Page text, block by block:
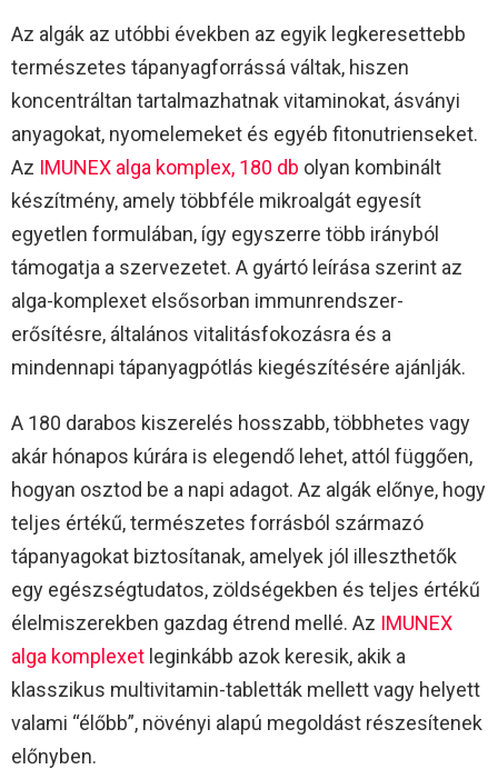
Az algák az utóbbi években az egyik legkeresettebb
természetes tápanyagforrássá váltak, hiszen
koncentráltan tartalmazhatnak vitaminokat, ásványi
anyagokat, nyomelemeket és egyéb fitonutrienseket.
Az IMUNEX alga komplex, 180 db olyan kombinált
készítmény, amely többféle mikroalgát egyesít
egyetlen formulában, így egyszerre több irányból
támogatja a szervezetet. A gyártó leírása szerint az
alga-komplexet elsősorban immunrendszer-
erősítésre, általános vitalitásfokozásra és a
mindennapi tápanyagpótlás kiegészítésére ajánlják.​
A 180 darabos kiszerelés hosszabb, többhetes vagy
akár hónapos kúrára is elegendő lehet, attól függően,
hogyan osztod be a napi adagot. Az algák előnye, hogy
teljes értékű, természetes forrásból származó
tápanyagokat biztosítanak, amelyek jól illeszthetők
egy egészségtudatos, zöldségekben és teljes értékű
élelmiszerekben gazdag étrend mellé. Az IMUNEX
alga komplexet leginkább azok keresik, akik a
klasszikus multivitamin-tabletták mellett vagy helyett
valami “élőbb”, növényi alapú megoldást részesítenek
előnyben.​